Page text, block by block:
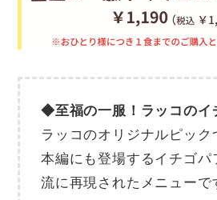
◆至福の一服！ラッコのイ
ラッコのオリジナルピック
本編にも登場するイチゴパ
流に再現されたメニューで